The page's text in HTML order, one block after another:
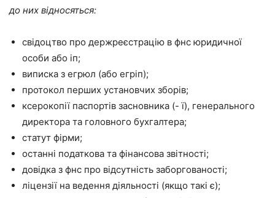
до них відносяться:
свідоцтво про держреєстрацію в фнс юридичної
особи або іп;
виписка з егрюл (або егріп);
протокол перших установчих зборів;
ксерокопії паспортів засновника (- ї), генерального
директора та головного бухгалтера;
статут фірми;
останні податкова та фінансова звітності;
довідка з фнс про відсутність заборгованості;
ліцензії на ведення діяльності (якщо такі є);